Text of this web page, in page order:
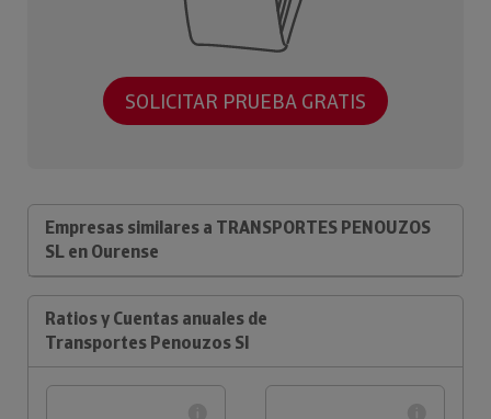
SOLICITAR PRUEBA GRATIS
Empresas similares a TRANSPORTES PENOUZOS
SL en Ourense
Ratios y Cuentas anuales de
Transportes Penouzos Sl